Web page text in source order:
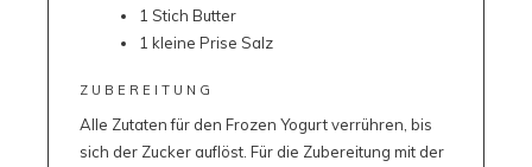
1 Stich Butter
1 kleine Prise Salz
ZUBEREITUNG
Alle Zutaten für den Frozen Yogurt verrühren, bis
sich der Zucker auflöst. Für die Zubereitung mit der